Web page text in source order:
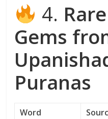
4.
Gems
Puranas
Word